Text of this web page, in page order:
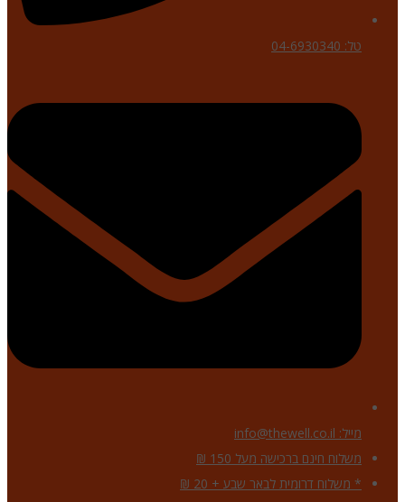
טל: 04-6930340
מייל: info@thewell.co.il
משלוח חינם ברכישה מעל 150 ₪
* משלוח דרומית לבאר שבע + 20 ₪